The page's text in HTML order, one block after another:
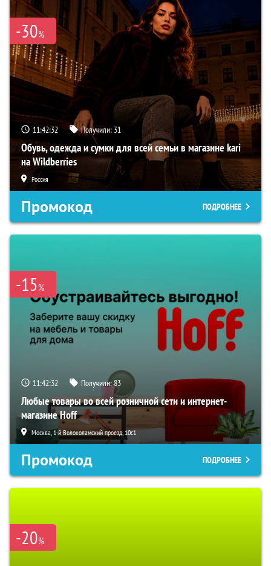
-30%
11:42:31 Получили: 31
Обувь, одежда и сумки для всей семьи в магазине kari
на Wildberries
Россия
Промокод ПОДРОБНЕЕ
-15%
11:42:31 Получили:83
Любые товары во всей розничной сети и интернет-
магазине Hoff
Москва, 1-й Волоколамский проезд, 10с1
Промокод ПОДРОБНЕЕ
-20%